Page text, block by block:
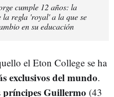
cumple 12 años: la
la regla 'royal' a la que se
en su educación
el Eton College se ha
exclusivos del mundo.
príncipes Guillermo (43